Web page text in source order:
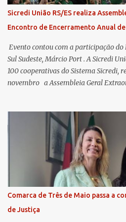
Sicredi União RS/ES realiza
Encontro de Encerramento Anual
Evento contou com a participação
Sul Sudeste, Márcio Port . A Sicredi
100 cooperativas do Sistema Sicredi,
novembro a Assembleia Geral
futuro. O evento ocorreu
transmissão simultânea para os
estavam reunidos em Cachoeiro de
Assembleia Geral Extraordinária,
pautas estratégicas, como a
Remuneração dos Administradores
do Fundo Social, reforçando o
transparência e a governança. No
Núcleo, o presidente da Sicredi União
Comarca de Três de Maio passa a
de Justiça